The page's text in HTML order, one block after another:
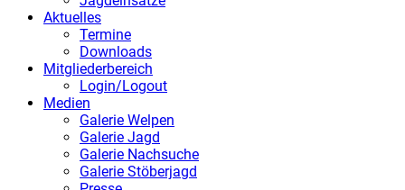
Aktuelles
Termine
Downloads
Mitgliederbereich
Login/Logout
Medien
Galerie Welpen
Galerie Jagd
Galerie Nachsuche
Galerie Stöberjagd